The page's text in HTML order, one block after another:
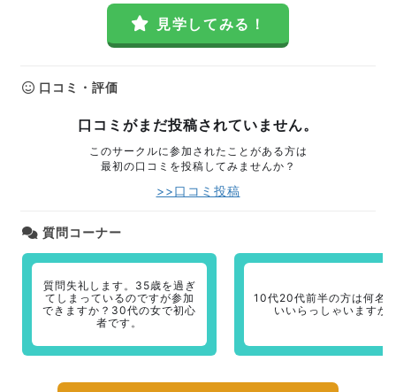
見学してみる！
口コミ・評価
口コミがまだ投稿されていません。
このサークルに参加されたことがある方は
最初の口コミを投稿してみませんか？
>>口コミ投稿
質問コーナー
質問失礼します。35歳を過ぎ
てしまっているのですが参加
できますか？30代の女で初心
者です。
10代20代前半の方は何名
いいらっしゃいますか